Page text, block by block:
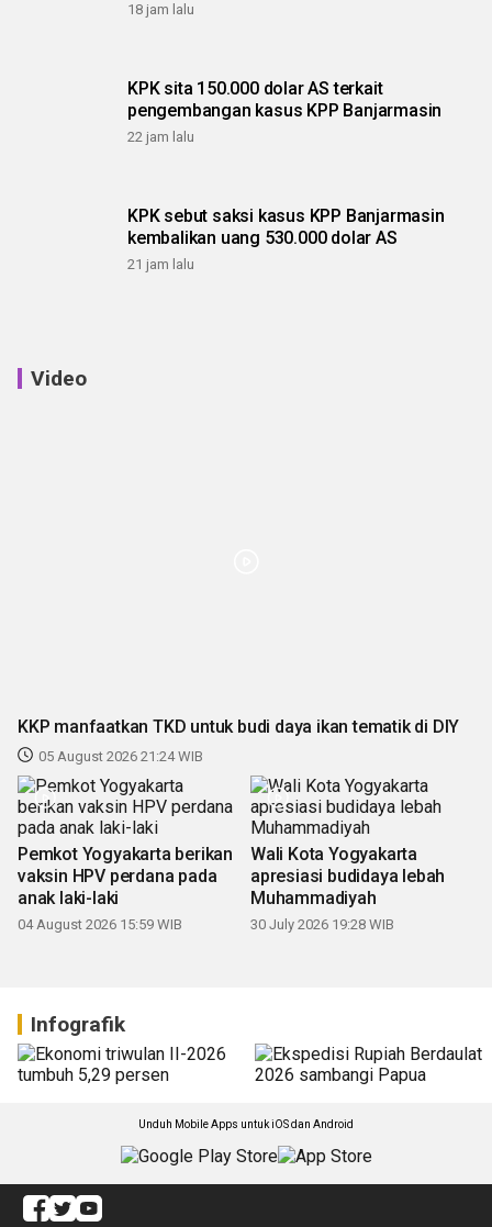
18 jam lalu
KPK sita 150.000 dolar AS terkait
pengembangan kasus KPP Banjarmasin
22 jam lalu
KPK sebut saksi kasus KPP Banjarmasin
kembalikan uang 530.000 dolar AS
21 jam lalu
Video
KKP manfaatkan TKD untuk budi daya ikan tematik di DIY
05 August 2026 21:24 WIB
Pemkot Yogyakarta berikan
vaksin HPV perdana pada
anak laki-laki
04 August 2026 15:59 WIB
Wali Kota Yogyakarta
apresiasi budidaya lebah
Muhammadiyah
30 July 2026 19:28 WIB
Infografik
Unduh Mobile Apps untuk iOS dan Android